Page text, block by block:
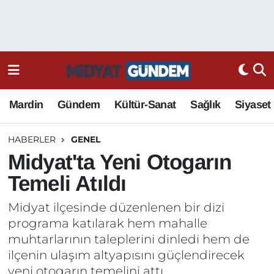
Mardin Gündem Kültür-Sanat Sağlık Siyaset
HABERLER GENEL
Midyat'ta Yeni Otogarın
Temeli Atıldı
Midyat ilçesinde düzenlenen bir dizi
programa katılarak hem mahalle
muhtarlarının taleplerini dinledi hem de
ilçenin ulaşım altyapısını güçlendirecek
yeni otogarın temelini attı.